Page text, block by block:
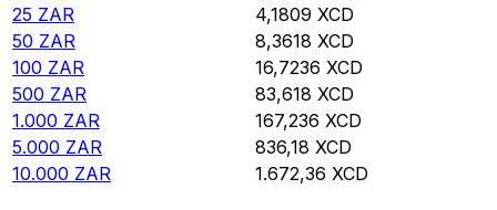
25 ZAR 4,1809 XCD
50 ZAR 8,3618 XCD
100 ZAR 16,7236 XCD
500 ZAR 83,618 XCD
1.000 ZAR 167,236 XCD
5.000 ZAR 836,18 XCD
10.000 ZAR 1.672,36 XCD